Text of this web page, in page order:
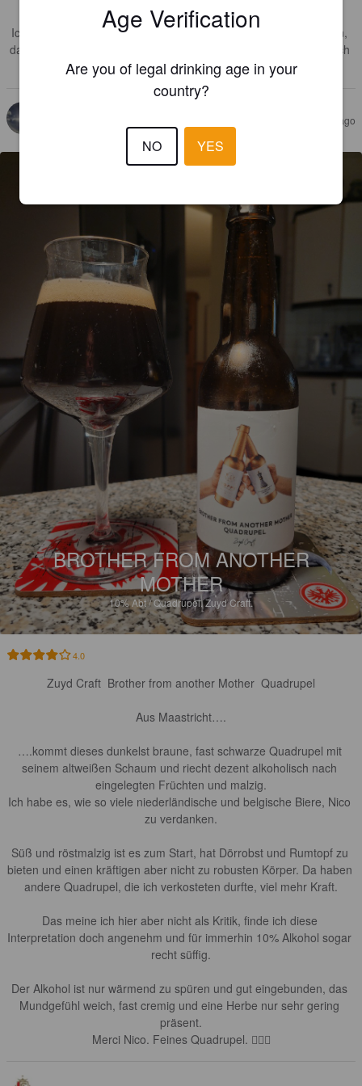
relativ herb und zum Schluss auch sektartig trocken.
Ich glaube ich habe das Bier allerdings etwas zu warm getrunken,
daher sind die verschiedenen Aromen etwas too much, müsste ich
bei Gelegenheit vielleicht nochmals ne Zweitverkostung wagen.
@ Geschenkt bekommen
1 year ago
BROTHER FROM ANOTHER
MOTHER
10% Abt / Quadrupel.Zuyd Craft.
4.0
Zuyd Craft  Brother from another Mother  Quadrupel
Aus Maastricht….
….kommt dieses dunkelst braune, fast schwarze Quadrupel mit
seinem altweißen Schaum und riecht dezent alkoholisch nach
eingelegten Früchten und malzig.
Ich habe es, wie so viele niederländische und belgische Biere, Nico
zu verdanken.
Süß und röstmalzig ist es zum Start, hat Dörrobst und Rumtopf zu
bieten und einen kräftigen aber nicht zu robusten Körper. Da haben
andere Quadrupel, die ich verkosteten durfte, viel mehr Kraft.
Das meine ich hier aber nicht als Kritik, finde ich diese
Interpretation doch angenehm und für immerhin 10% Alkohol sogar
recht süffig.
Der Alkohol ist nur wärmend zu spüren und gut eingebunden, das
Mundgefühl weich, fast cremig und eine Herbe nur sehr gering
präsent.
Merci Nico. Feines Quadrupel. 🙋🏻‍♂️
Age Verification
Are you of legal drinking age in your
country?
NO YES